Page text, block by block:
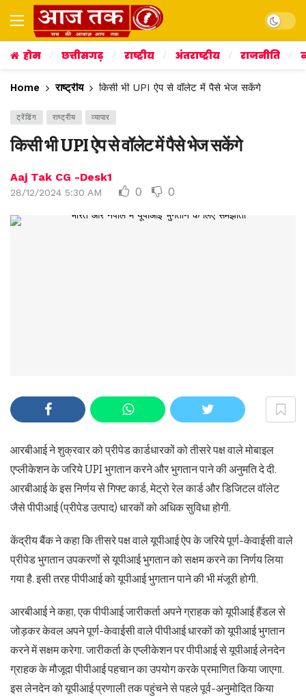
Dark
होम छत्तीसगढ़ राष्ट्रीय अंतराष्ट्रीय राजनीति
Home राष्ट्रीय किसी भी UPI ऐप से वॉलेट में पैसे भेज सकेंगे
ट्रेंडिंग राष्ट्रीय व्यापार
किसी भी UPI ऐप से वॉलेट में पैसे भेज सकेंगे
Aaj Tak CG -Desk1
28/12/2024 5:30 AM 0 0
आरबीआई ने शुक्रवार को प्रीपेड कार्डधारकों को तीसरे पक्ष वाले मोबाइल
एप्लीकेशन के जरिये UPI भुगतान करने और भुगतान पाने की अनुमति दे दी.
आरबीआई के इस निर्णय से गिफ्ट कार्ड, मेट्रो रेल कार्ड और डिजिटल वॉलेट
जैसे पीपीआई (प्रीपेड उत्पाद) धारकों को अधिक सुविधा होगी.
केंद्रीय बैंक ने कहा कि तीसरे पक्ष वाले यूपीआई ऐप के जरिये पूर्ण-केवाईसी वाले
प्रीपेड भुगतान उपकरणों से यूपीआई भुगतान को सक्षम करने का निर्णय लिया
गया है. इसी तरह पीपीआई को यूपीआई भुगतान पाने की भी मंजूरी होगी.
आरबीआई ने कहा, एक पीपीआई जारीकर्ता अपने ग्राहक को यूपीआई हैंडल से
जोड़कर केवल अपने पूर्ण-केवाईसी वाले पीपीआई धारकों को यूपीआई भुगतान
करने में सक्षम करेगा. जारीकर्ता के एप्लीकेशन पर पीपीआई से यूपीआई लेनदेन
ग्राहक के मौजूदा पीपीआई पहचान का उपयोग करके प्रमाणित किया जाएगा.
इस लेनदेन को यूपीआई प्रणाली तक पहुंचने से पहले पूर्व-अनुमोदित किया